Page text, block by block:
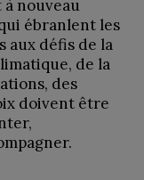
nouveau
ébranlent les
aux défis de la
de la
des
doivent être